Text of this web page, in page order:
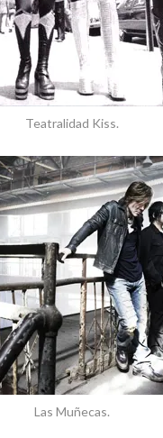
Teatralidad Kiss.
Las Muñecas.